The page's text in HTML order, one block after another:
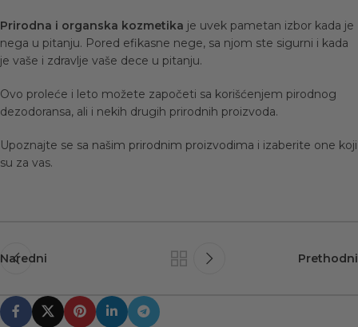
Prirodna i organska kozmetika je uvek pametan izbor kada je
nega u pitanju. Pored efikasne nege, sa njom ste sigurni i kada
je vaše i zdravlje vaše dece u pitanju.
Ovo proleće i leto možete započeti sa korišćenjem pirodnog
dezodoransa, ali i nekih drugih prirodnih proizvoda.
Upoznajte se sa našim prirodnim proizvodima i izaberite one koji
su za vas.
Naredni Prethodni